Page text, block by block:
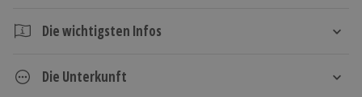
Gönnt euch diese Städtereise nach Hamburg und
und Entspannung
Die wichtigsten Infos
2 Tage
Die Unterkunft